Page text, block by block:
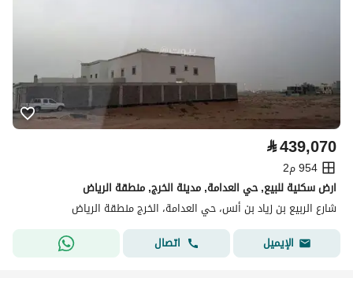
⃁439,070
954 م2
ارض سكنية للبيع, حي العدامة, مدينة الخرج, منطقة الرياض
شارع الربيع بن زياد بن أنس، حي العدامة، الخرج منطقة الرياض
الإيميل
اتصال